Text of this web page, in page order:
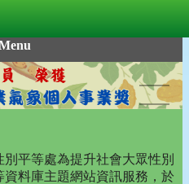
別平等處為提升社會大眾性別
料庫主題網站資訊服務，於